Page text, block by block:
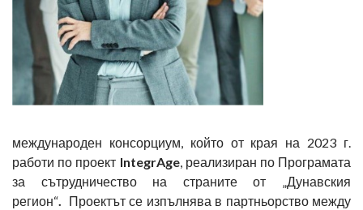
международен консорциум, който от края на 2023 г.
работи по проект IntegrAge, реализиран по Програмата
за сътрудничество на страните от „Дунавския
регион“. Проектът се изпълнява в партньорство между